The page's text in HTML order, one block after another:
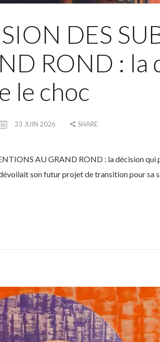
DES
ROND : la
le choc
23 JUIN 2026 SHARE
AU GRAND ROND : la décision qui
son futur projet de transition pour sa